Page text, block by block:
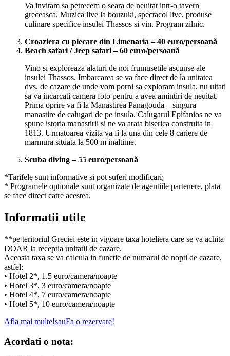
Va invitam sa petrecem o seara de neuitat intr-o tavern
greceasca. Muzica live la bouzuki, spectacol live, produse
culinare specifice insulei Thassos si vin. Program zilnic.
Croaziera cu plecare din Limenaria – 40 euro/persoană
Beach safari / Jeep safari – 60 euro/persoană
Vino si exploreaza alaturi de noi frumusetile ascunse ale
insulei Thassos. Imbarcarea se va face direct de la unitatea
dvs. de cazare de unde vom porni sa exploram insula, nu uitati
sa va incarcati camera foto pentru a avea amintiri de neuitat.
Prima oprire va fi la Manastirea Panagouda – singura
manastire de calugari de pe insula. Calugarul Epifanios ne va
spune istoria manastirii si ne va arata biserica construita in
1813. Urmatoarea vizita va fi la una din cele 8 cariere de
marmura situata la 500 m inaltime.
Scuba diving – 55 euro/persoană
*Tarifele sunt informative si pot suferi modificari;
* Programele optionale sunt organizate de agentiile partenere, plata
se face direct catre acestea.
Informatii utile
**pe teritoriul Greciei este in vigoare taxa hoteliera care se va achita
DOAR la receptia unitatii de cazare.
Aceasta taxa se va calcula in functie de numarul de nopti de cazare,
astfel:
• Hotel 2*, 1.5 euro/camera/noapte
• Hotel 3*, 3 euro/camera/noapte
• Hotel 4*, 7 euro/camera/noapte
• Hotel 5*, 10 euro/camera/noapte
Afla mai multe!sauFa o rezervare!
Acordati o nota: